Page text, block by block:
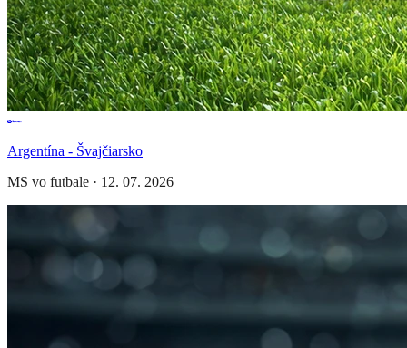
Argentína - Švajčiarsko
MS vo futbale · 12. 07. 2026